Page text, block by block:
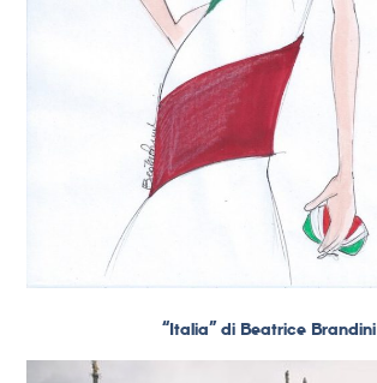
“Italia” di Beatrice Brandini